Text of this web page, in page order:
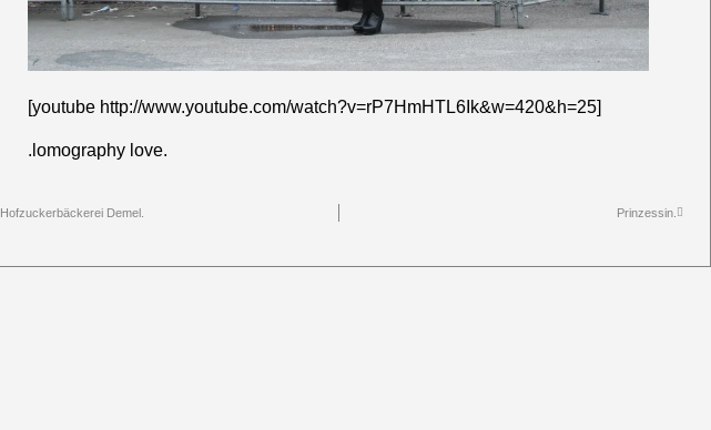
[youtube http://www.youtube.com/watch?v=rP7HmHTL6Ik&w=420&h=25]
.lomography love.
Hofzuckerbäckerei Demel. Prinzessin.